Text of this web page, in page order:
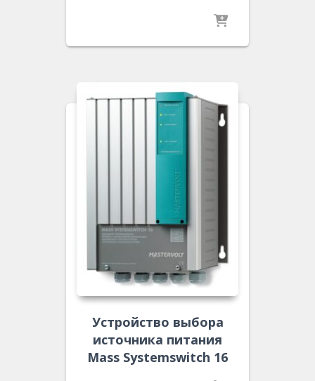
Устройство выбора
источника питания
Mass Systemswitch 16